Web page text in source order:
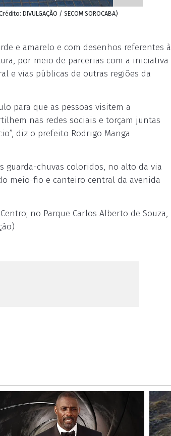
DIVULGAÇÃO / SECOM SOROCABA)
e amarelo e com desenhos referentes à
por meio de parcerias com a iniciativa
e vias públicas de outras regiões da
para que as pessoas visitem a
nas redes sociais e torçam juntas
diz o prefeito Rodrigo Manga
guarda-chuvas coloridos, no alto da via
meio-fio e canteiro central da avenida
no Parque Carlos Alberto de Souza,